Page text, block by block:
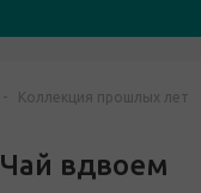
- Коллекция прошлых лет
Чай вдвоем